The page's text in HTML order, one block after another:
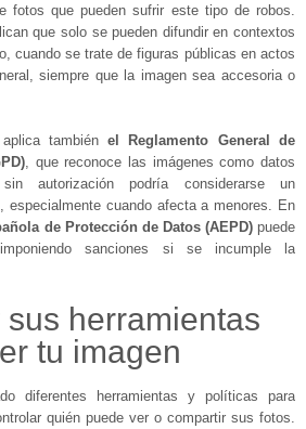
fotos que pueden sufrir este tipo de robos.
que solo se pueden difundir en contextos
cuando se trate de figuras públicas en actos
siempre que la imagen sea accesoria o
tambiénel Reglamento General de
, que reconoce las imágenes como datos
sin autorización podría considerarse un
especialmente cuando afecta a menores. En
de Protección de Datos (AEPD)puede
imponiendo sanciones si se incumple la
herramientas
tu imagen
diferentes herramientas y políticas para
quién puede ver o compartir sus fotos.